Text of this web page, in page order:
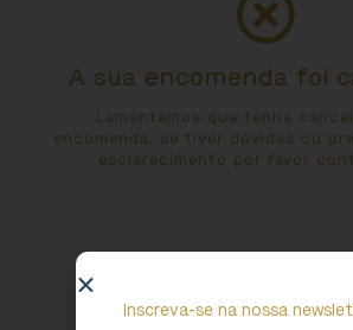
A sua encomenda foi
Lamentamos que tenha
encomenda, se tiver dúvidas ou
esclarecimento por favor
Inscreva-se na nossa